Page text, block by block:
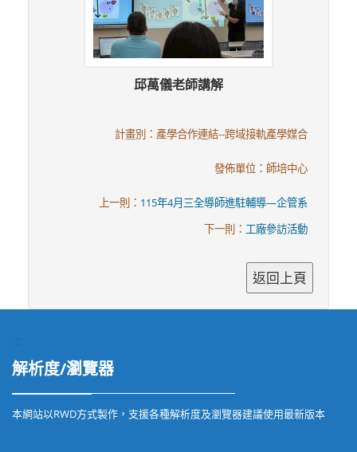
邱萬儀老師講解
計畫別：產學合作連結--跨域接軌產學媒合
發佈單位：師培中心
上一則： 115年4月三全導師進駐輔導—企管系
下一則： 工廠參訪活動
解析度/瀏覽器
本網站以RWD方式製作，支援各種解析度及瀏覽器建議使用最新版本